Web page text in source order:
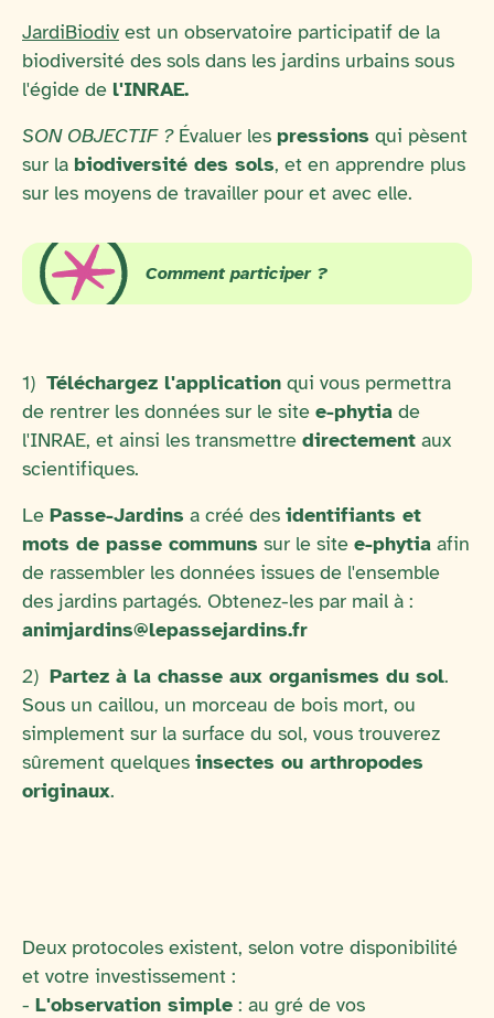
JardiBiodiv est un observatoire participatif de la
biodiversité des sols dans les jardins urbains sous
l'égide de l'INRAE.
SON OBJECTIF ?Évaluer les pressions qui pèsent
sur la biodiversité des sols, et en apprendre plus
sur les moyens de travailler pour et avec elle.
Comment participer ?
1) Téléchargez l'application qui vous permettra
de rentrer les données sur le site e-phytia de
l'INRAE, et ainsi les transmettre directement aux
scientifiques.
Le Passe-Jardins a créé des identifiants et
mots de passe communs sur le site e-phytia afin
de rassembler les données issues de l'ensemble
des jardins partagés. Obtenez-les par mail à :
animjardins@lepassejardins.fr
2) Partez à la chasse aux organismes du sol.
Sous un caillou, un morceau de bois mort, ou
simplement sur la surface du sol, vous trouverez
sûrement quelques insectes ou arthropodes
originaux.
Deux protocoles existent, selon votre disponibilité
et votre investissement :
- L'observation simple : au gré de vos